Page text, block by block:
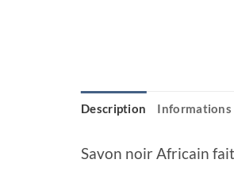
Description Informations
Savon noir Africain